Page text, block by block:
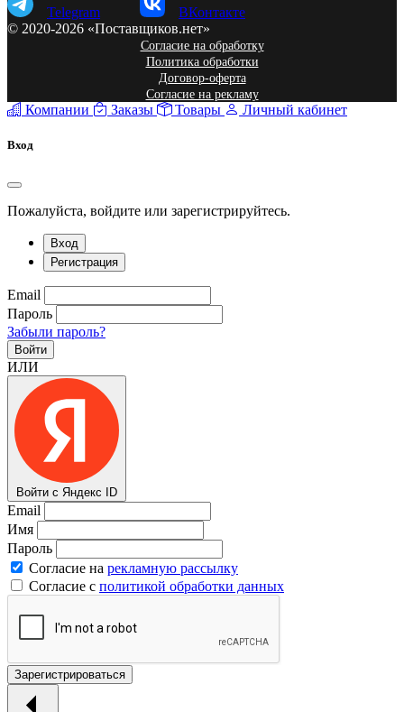
Telegram
ВКонтакте
© 2020-2026 «Поставщиков.нет»
Согласие на обработку
Политика обработки
Договор-оферта
Согласие на рекламу
Компании Заказы Товары Личный кабинет
Вход
Пожалуйста, войдите или зарегистрируйтесь.
Вход
Регистрация
Email
Пароль
Забыли пароль?
Войти
ИЛИ
Войти с Яндекс ID
Email
Имя
Пароль
Согласие на рекламную рассылку
Согласие с политикой обработки данных
Зарегистрироваться